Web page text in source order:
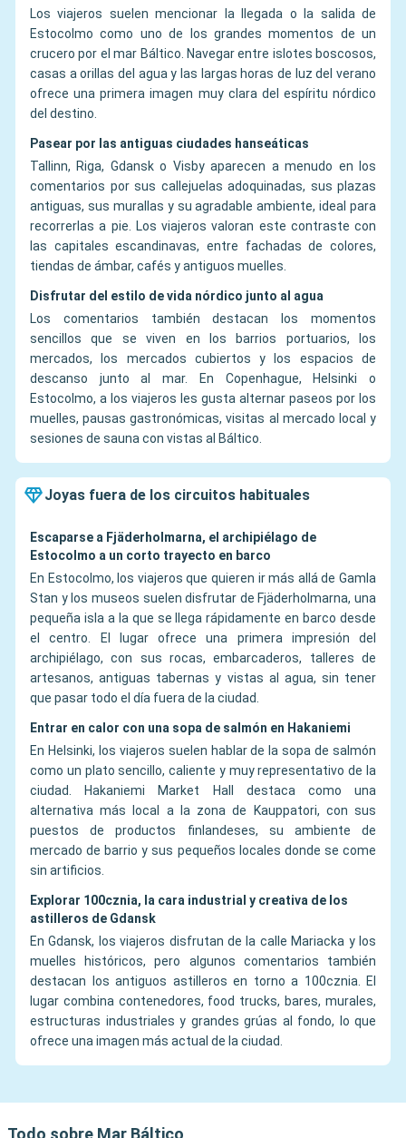
Los viajeros suelen mencionar la llegada o la salida de
Estocolmo como uno de los grandes momentos de un
crucero por el mar Báltico. Navegar entre islotes boscosos,
casas a orillas del agua y las largas horas de luz del verano
ofrece una primera imagen muy clara del espíritu nórdico
del destino.
Pasear por las antiguas ciudades hanseáticas
Tallinn, Riga, Gdansk o Visby aparecen a menudo en los
comentarios por sus callejuelas adoquinadas, sus plazas
antiguas, sus murallas y su agradable ambiente, ideal para
recorrerlas a pie. Los viajeros valoran este contraste con
las capitales escandinavas, entre fachadas de colores,
tiendas de ámbar, cafés y antiguos muelles.
Disfrutar del estilo de vida nórdico junto al agua
Los comentarios también destacan los momentos
sencillos que se viven en los barrios portuarios, los
mercados, los mercados cubiertos y los espacios de
descanso junto al mar. En Copenhague, Helsinki o
Estocolmo, a los viajeros les gusta alternar paseos por los
muelles, pausas gastronómicas, visitas al mercado local y
sesiones de sauna con vistas al Báltico.
Joyas fuera de los circuitos habituales
Escaparse a Fjäderholmarna, el archipiélago de
Estocolmo a un corto trayecto en barco
En Estocolmo, los viajeros que quieren ir más allá de Gamla
Stan y los museos suelen disfrutar de Fjäderholmarna, una
pequeña isla a la que se llega rápidamente en barco desde
el centro. El lugar ofrece una primera impresión del
archipiélago, con sus rocas, embarcaderos, talleres de
artesanos, antiguas tabernas y vistas al agua, sin tener
que pasar todo el día fuera de la ciudad.
Entrar en calor con una sopa de salmón en Hakaniemi
En Helsinki, los viajeros suelen hablar de la sopa de salmón
como un plato sencillo, caliente y muy representativo de la
ciudad. Hakaniemi Market Hall destaca como una
alternativa más local a la zona de Kauppatori, con sus
puestos de productos finlandeses, su ambiente de
mercado de barrio y sus pequeños locales donde se come
sin artificios.
Explorar 100cznia, la cara industrial y creativa de los
astilleros de Gdansk
En Gdansk, los viajeros disfrutan de la calle Mariacka y los
muelles históricos, pero algunos comentarios también
destacan los antiguos astilleros en torno a 100cznia. El
lugar combina contenedores, food trucks, bares, murales,
estructuras industriales y grandes grúas al fondo, lo que
ofrece una imagen más actual de la ciudad.